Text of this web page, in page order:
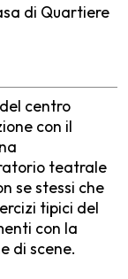
di Quartiere
centro
con il
teatrale
se stessi che
tipici del
con la
di scene.